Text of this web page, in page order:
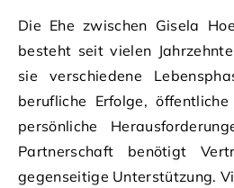
Die Ehe zwischen Gisela
besteht seit vielen
sie verschiedene
berufliche Erfolge,
persönliche
Partnerschaft benötigt
gegenseitige Unterstützung.